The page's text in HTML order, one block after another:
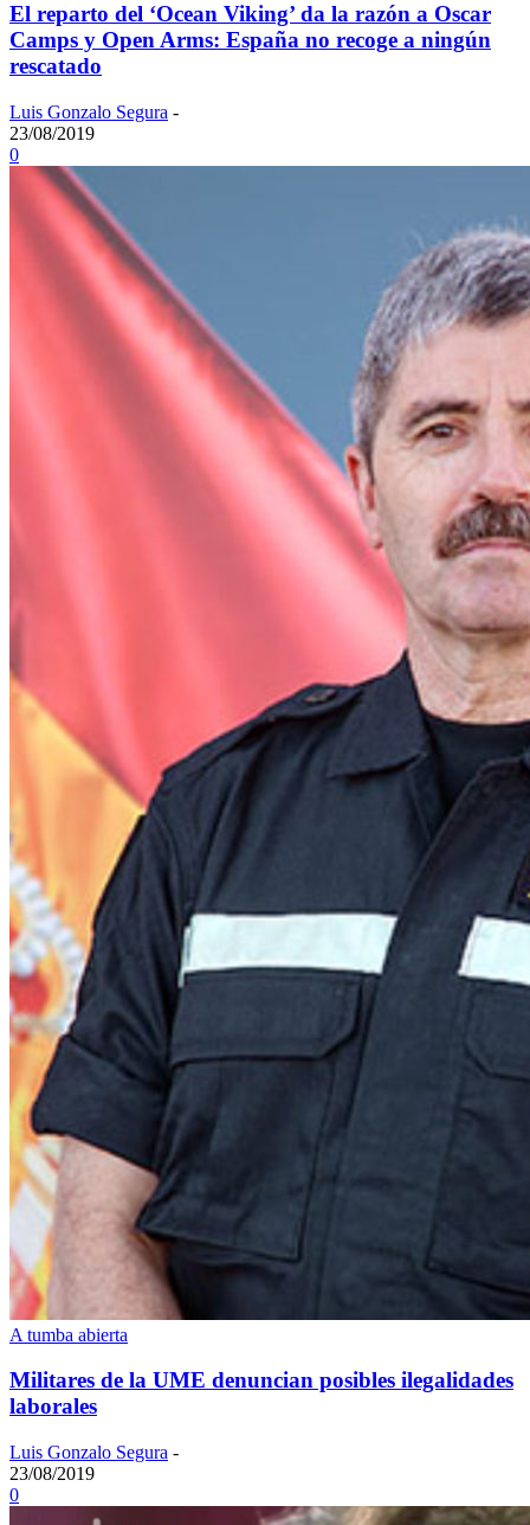
El reparto del ‘Ocean Viking’ da la razón a Oscar
Camps y Open Arms: España no recoge a ningún
rescatado
Luis Gonzalo Segura -
23/08/2019
0
A tumba abierta
Militares de la UME denuncian posibles ilegalidades
laborales
Luis Gonzalo Segura -
23/08/2019
0